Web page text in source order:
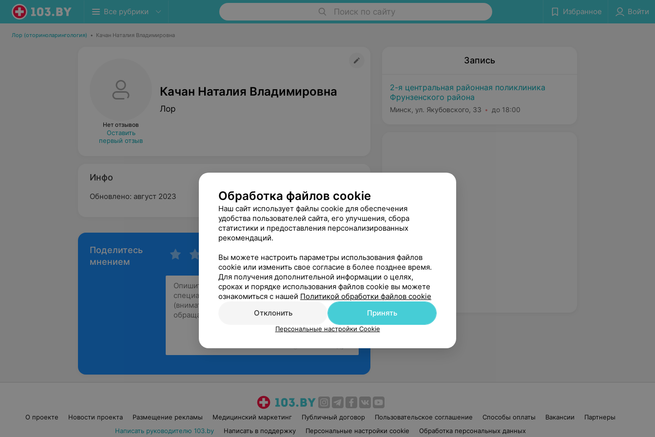
Все рубрики Поиск по сайту Избранное Войти
Лор (оториноларингология) • Качан Наталия Владимировна
Нет отзывов
Оставить
первый отзыв
Качан Наталия Владимировна
Лор
Инфо
Обновлено: август 2023
Поделитесь
мнением
Запись
2-я центральная районная поликлиника
Фрунзенского района
Минск, ул. Якубовского, 33 до 18:00
О проекте Новости проекта Размещение рекламы Медицинский маркетинг Публичный договор Пользовательское соглашение Способы оплаты Вакансии
Партнеры
Написать руководителю 103.by
Написать в поддержку Персональные настройки cookie Обработка персональных данных
Обработка файлов cookie
Наш сайт использует файлы cookie для обеспечения
удобства пользователей сайта, его улучшения, сбора
статистики и предоставления персонализированных
рекомендаций.
Вы можете настроить параметры использования файлов
cookie или изменить свое согласие в более позднее время.
Для получения дополнительной информации о целях,
сроках и порядке использования файлов cookie вы можете
ознакомиться с нашей Политикой обработки файлов cookie
Отклонить
Принять
Персональные настройки Cookie